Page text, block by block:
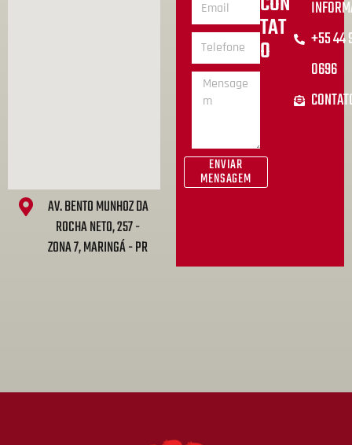
AV. BENTO MUNHOZ DA
ROCHA NETO, 257 -
ZONA 7, MARINGÁ - PR
ENVIAR
MENSAGEM
TAT
O
+55 44
0696